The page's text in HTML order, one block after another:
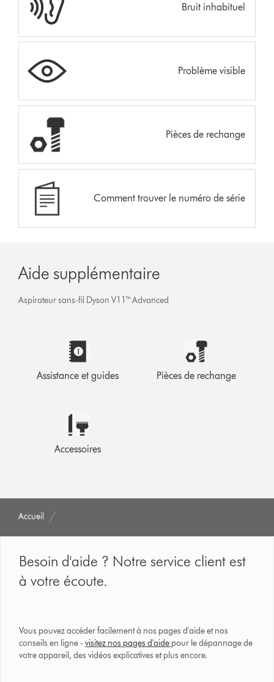
Bruit inhabituel
Problème visible
Pièces de rechange
Comment trouver le numéro de série
Aide supplémentaire
Aspirateur sans-fil Dyson V11™ Advanced
Assistance et guides Pièces de rechange
Accessoires
Accueil
Besoin d'aide ? Notre service client est
à votre écoute.
Vous pouvez accéder facilement à nos pages d'aide et nos
conseils en ligne -visitez nos pages d'aide pour le dépannage de
votre appareil, des vidéos explicatives et plus encore.